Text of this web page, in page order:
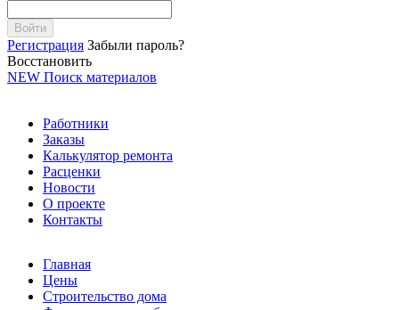
Войти
Регистрация Забыли пароль?
Восстановить
NEW Поиск материалов
Работники
Заказы
Калькулятор ремонта
Расценки
Новости
О проекте
Контакты
Главная
Цены
Строительство дома